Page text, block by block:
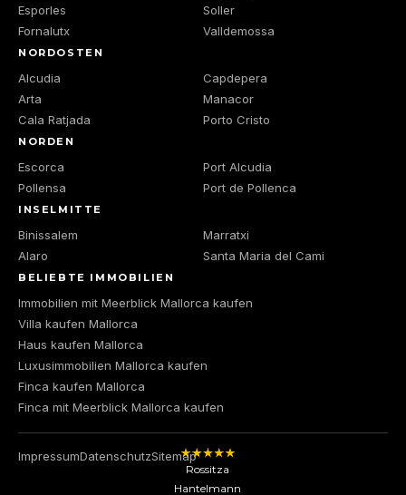
Esporles
Fornalutx
Soller
Valldemossa
NORDOSTEN
Alcudia
Arta
Cala Ratjada
Capdepera
Manacor
Porto Cristo
NORDEN
Escorca
Pollensa
Port Alcudia
Port de Pollenca
INSELMITTE
Binissalem
Alaro
Marratxi
Santa Maria del Cami
BELIEBTE IMMOBILIEN
Immobilien mit Meerblick Mallorca kaufen
Villa kaufen Mallorca
Haus kaufen Mallorca
Luxusimmobilien Mallorca kaufen
Finca kaufen Mallorca
Finca mit Meerblick Mallorca kaufen
ImpressumDatenschutzSitemap
Rossitza
Hantelmann